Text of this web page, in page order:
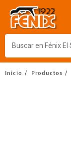
Inicio Productos